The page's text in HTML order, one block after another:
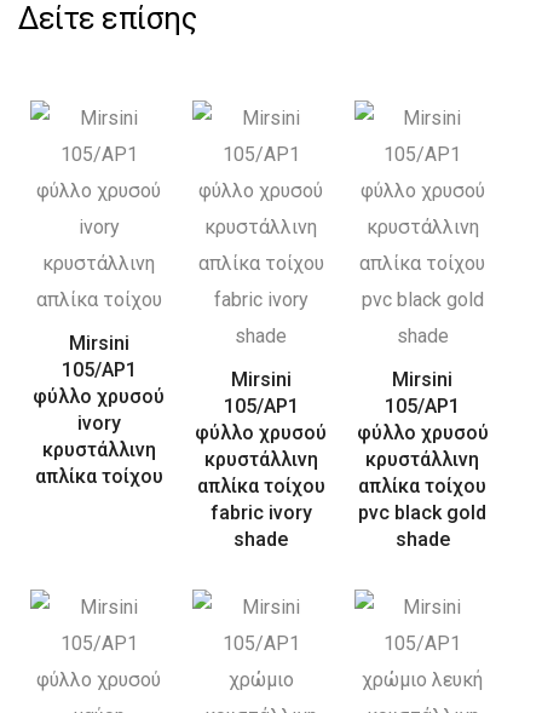
Δείτε επίσης
Mirsini
105/AP1
φύλλο χρυσού
ivory
κρυστάλλινη
απλίκα τοίχου
Mirsini
105/AP1
φύλλο χρυσού
κρυστάλλινη
απλίκα τοίχου
fabric ivory
shade
Mirsini
105/AP1
φύλλο χρυσού
κρυστάλλινη
απλίκα τοίχου
pvc black gold
shade